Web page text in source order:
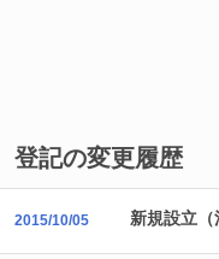
登記の変更履歴
2015/10/05 新規設立（